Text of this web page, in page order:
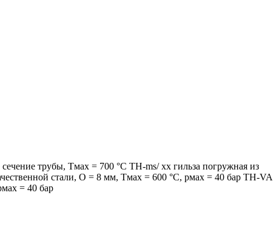
трубы, Tмax = 700 °C TH-ms/ xx гильза погружная из
стали, O = 8 мм, Tмax = 600 °C, pмax = 40 бар TH-VA
= 40 бар